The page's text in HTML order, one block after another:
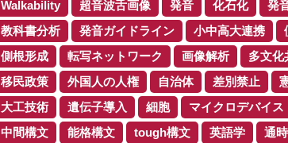
Walkability
超音波舌画像 発音 化石化 発
教科書分析
発音ガイドライン 小中高大連携
側根形成
転写ネットワーク 画像解析 多文化
移民政策
外国人の人権 自治体 差別禁止
大工技術
遺伝子導入 細胞 マイクロデバイス
中間構文
能格構文 tough構文 英語学 通